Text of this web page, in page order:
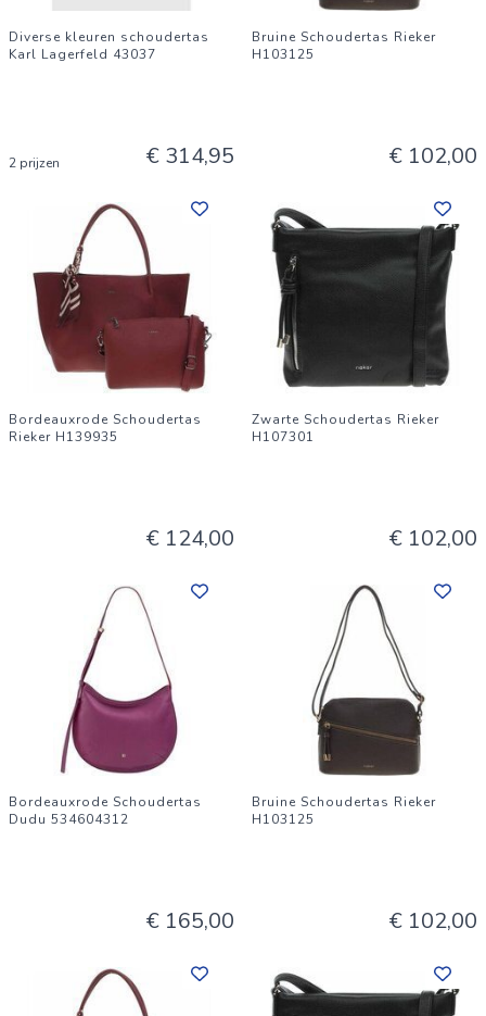
Diverse kleuren schoudertas
Karl Lagerfeld 43037
2 prijzen € 314,95
Bruine Schoudertas Rieker
H103125
€ 102,00
Bordeauxrode Schoudertas
Rieker H139935
€ 124,00
Zwarte Schoudertas Rieker
H107301
€ 102,00
Bordeauxrode Schoudertas
Dudu 534604312
€ 165,00
Bruine Schoudertas Rieker
H103125
€ 102,00